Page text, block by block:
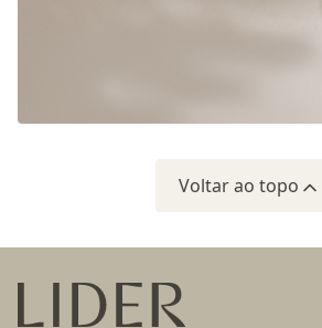
Voltar ao topo
Ir para a página inicial